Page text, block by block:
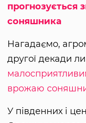
прогнозується
соняшника
Нагадаємо,
другої декади
врожаю
У південних і